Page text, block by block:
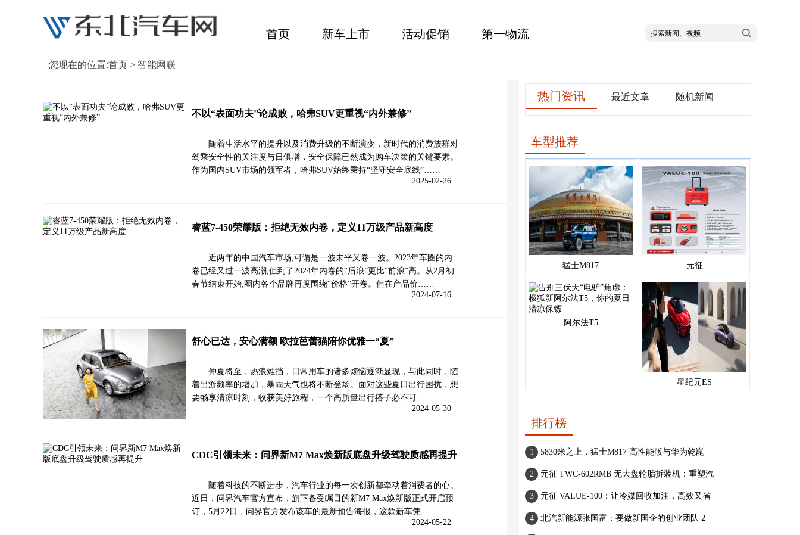
首页 新车上市 活动促销 第一物流
您现在的位置:首页 > 智能网联
不以“表面功夫”论成败，哈弗SUV更重视“内外兼修”
随着生活水平的提升以及消费升级的不断演变，新时代的消费族群对
驾乘安全性的关注度与日俱增，安全保障已然成为购车决策的关键要素。
作为国内SUV市场的领军者，哈弗SUV始终秉持“坚守安全底线”……
2025-02-26
睿蓝7-450荣耀版：拒绝无效内卷，定义11万级产品新高度
近两年的中国汽车市场,可谓是一波未平又卷一波。2023年车圈的内
卷已经又过一波高潮,但到了2024年内卷的“后浪”更比“前浪”高。从2月初
春节结束开始,圈内各个品牌再度围绕“价格”开卷。但在产品价……
2024-07-16
舒心已达，安心满额 欧拉芭蕾猫陪你优雅一“夏”
仲夏将至，热浪难挡，日常用车的诸多烦恼逐渐显现，与此同时，随
着出游频率的增加，暴雨天气也将不断登场。面对这些夏日出行困扰，想
要畅享清凉时刻，收获美好旅程，一个高质量出行搭子必不可……
2024-05-30
CDC引领未来：问界新M7 Max焕新版底盘升级驾驶质感再提升
随着科技的不断进步，汽车行业的每一次创新都牵动着消费者的心。
近日，问界汽车官方宣布，旗下备受瞩目的新M7 Max焕新版正式开启预
订，5月22日，问界官方发布该车的最新预告海报，这款新车凭……
2024-05-22
热门资讯 最近文章 随机新闻
车型推荐
猛士M817 元征
阿尔法T5
星纪元ES
排行榜
5830米之上，猛士M817 高性能版与华为乾崑
元征 TWC-602RMB 无大盘轮胎拆装机：重塑汽
元征 VALUE-100：让冷媒回收加注，高效又省
北汽新能源张国富：要做新国企的创业团队 2